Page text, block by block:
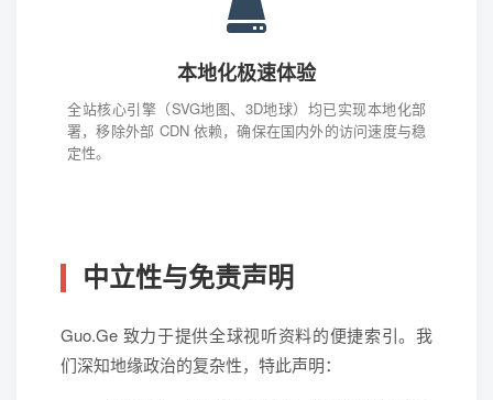
本地化极速体验
全站核心引擎（SVG地图、3D地球）均已实现本地化部
署，移除外部 CDN 依赖，确保在国内外的访问速度与稳
定性。
中立性与免责声明
Guo.Ge 致力于提供全球视听资料的便捷索引。我
们深知地缘政治的复杂性，特此声明：